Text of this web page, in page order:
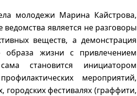
молодежи Марина Кайстрова,
является не разговоры
веществ, а демонстрация
образа жизни с привлечением
становится инициатором
мероприятий,
фестивалях (граффити,